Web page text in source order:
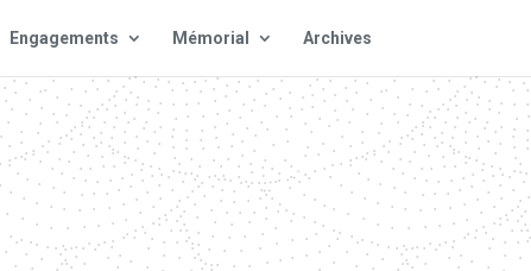
Engagements Mémorial Archives